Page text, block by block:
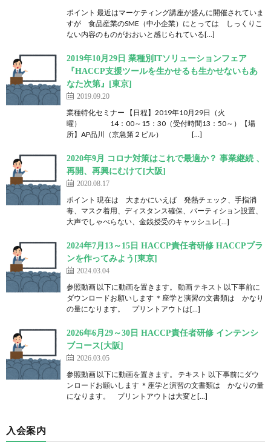
ポイント 最近はマーケティング講座が盛んに開催されていま
すが 食品産業のSME（中小企業）にとっては しっくりこ
ない内容のものがおおいと感じられている[…]
2019年10月29日 業種別ITソリューションフェア
『HACCP支援ツールを生かせるも生かせないもあ
なた次第』[東京]
2019.09.20
業種特化セミナー 【日程】2019年10月29日（火
曜） 14：00～15：30（受付時間13：50～）【場
所】AP品川（京急第２ビル） […]
2020年9月 コロナ対策はこれで最適か？ 事業継続 、
再開、再興にむけて[大阪]
2020.08.17
ポイント 現在は 大まかにいえば 発熱チェック、手指消
毒、マスク着用、ディスタンス確保、パーティション設置、
大声でしゃべらない、金銭授受のキャッシュレ[…]
2024年7月13～15日 HACCP責任者研修 HACCPプラ
ンを作ってみよう[東京]
2024.03.04
参照動画 以下に動画を置きます。 動画 テキスト 以下事前に
ダウンロードお願いします ＊座学と演習の文書類は かなり
の量になります。 プリントアウトは[…]
2026年6月29～30日 HACCP責任者研修 インテンシ
ブコース[大阪]
2026.03.05
参照動画 以下に動画を置きます。 テキスト 以下事前にダウ
ンロードお願いします ＊座学と演習の文書類は かなりの量
になります。 プリントアウトは大変と[…]
入会案内